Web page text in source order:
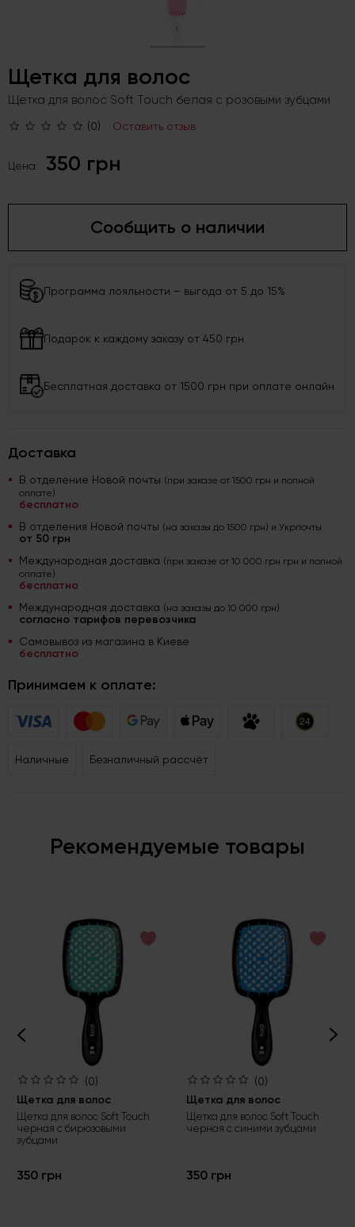
Щетка для волос
Щетка для волос Soft Touch белая с розовыми зубцами
(0) Оставить отзыв
Цена: 350 грн
Сообщить о наличии
Программа лояльности – выгода от 5 до 15%
Подарок к каждому заказу от 450 грн
Бесплатная доставка от 1500 грн при оплате онлайн
Доставка
В отделение Новой почты (при заказе от 1500 грн и полной
оплате)
бесплатно
В отделения Новой почты (на заказы до 1500 грн) и Укрпочты
от 50 грн
Международная доставка (при заказе от 10 000 грн грн и полной
оплате)
бесплатно
Международная доставка (на заказы до 10 000 грн)
согласно тарифов перевозчика
Самовывоз из магазина в Киеве
бесплатно
Принимаем к оплате:
Наличные Безналичный рассчёт
Рекомендуемые товары
(0)
Щетка для волос
Щетка для волос Soft Touch
черная с бирюзовыми
зубцами
350 грн
(0)
Щетка для волос
Щетка для волос Soft Touch
черная с синими зубцами
350 грн